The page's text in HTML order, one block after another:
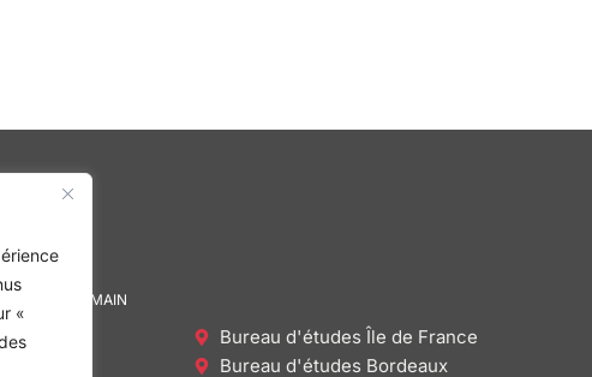
«
BÂTI DE DEMAIN
Bureau d'études Île de France
Bureau d'études Bordeaux